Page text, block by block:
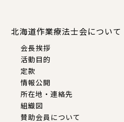
北海道作業療法士会について
会長挨拶
活動目的
定款
情報公開
所在地・連絡先
組織図
賛助会員について